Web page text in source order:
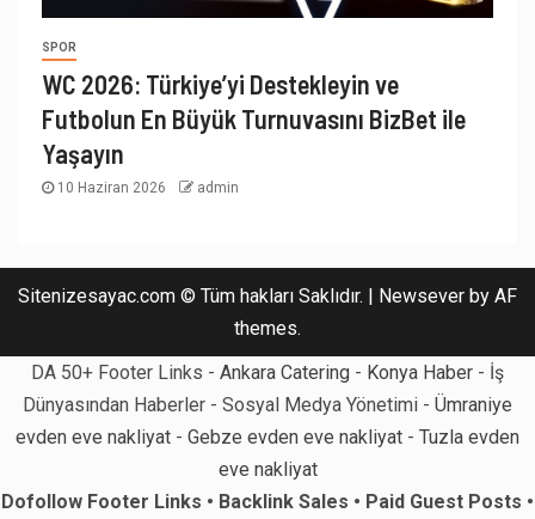
SPOR
WC 2026: Türkiye’yi Destekleyin ve
Futbolun En Büyük Turnuvasını BizBet ile
Yaşayın
10 Haziran 2026 admin
Sitenizesayac.com © Tüm hakları Saklıdır. | Newsever by AF
themes.
DA 50+ Footer Links - Ankara Catering - Konya Haber - İş
Dünyasından Haberler - Sosyal Medya Yönetimi - Ümraniye
evden eve nakliyat - Gebze evden eve nakliyat - Tuzla evden
eve nakliyat
Dofollow Footer Links • Backlink Sales • Paid Guest Posts •